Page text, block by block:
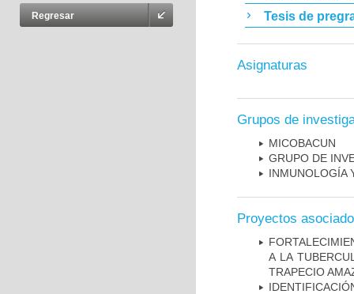
Regresar
Tesis de
Asignaturas
Grupos de
MICOBAC­UN
GRUPO DE
INMUNOLOGÍA
Proyectos
A LA
TRAPECIO